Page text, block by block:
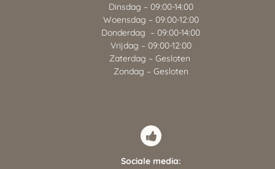
Dinsdag – 09:00-14:00
Woensdag – 09:00-12:00
Donderdag – 09:00-14:00
Vrijdag – 09:00-12:00
Zaterdag – Gesloten
Zondag – Gesloten
Sociale media: